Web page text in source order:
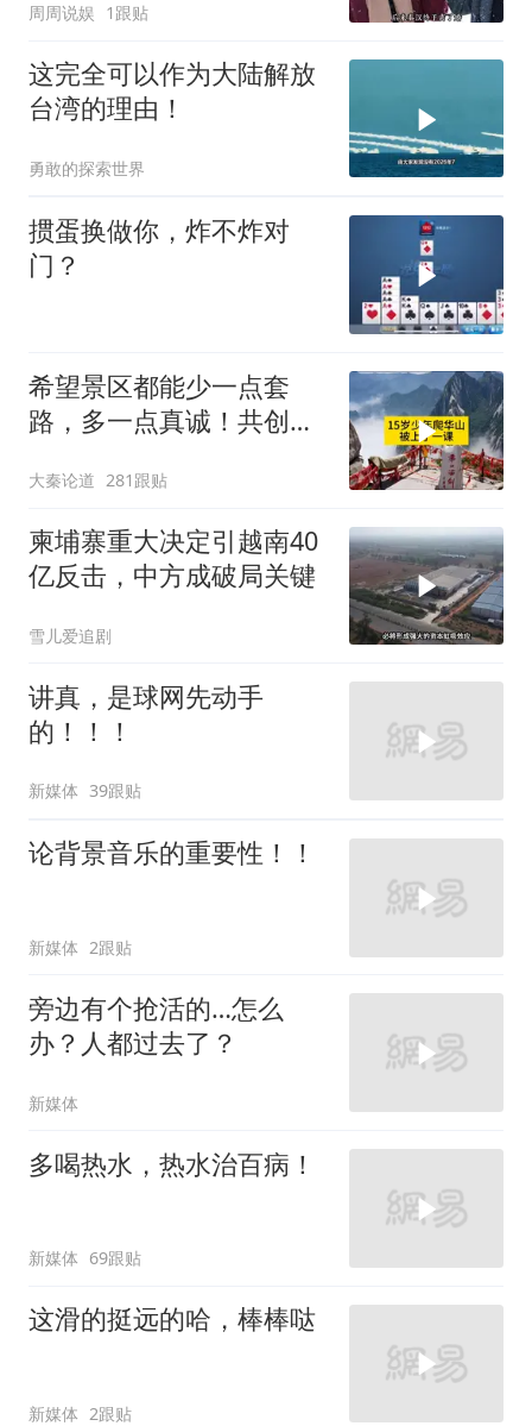
钱？”
周周说娱 1跟贴
这完全可以作为大陆解放
台湾的理由！
勇敢的探索世界
掼蛋换做你，炸不炸对
门？
希望景区都能少一点套
路，多一点真诚！共创良
大秦论道 281跟贴
柬埔寨重大决定引越南40
亿反击，中方成破局关键
雪儿爱追剧
讲真，是球网先动手
的！！！
新媒体 39跟贴
论背景音乐的重要性！！
新媒体 2跟贴
旁边有个抢活的…怎么
办？人都过去了？
新媒体
多喝热水，热水治百病！
新媒体 69跟贴
这滑的挺远的哈，棒棒哒
新媒体 2跟贴